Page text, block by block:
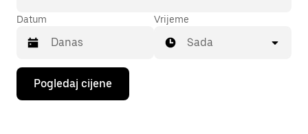
Datum
Pritisni
tipku
sa
Vrijeme
Sada
Pogledaj cijene